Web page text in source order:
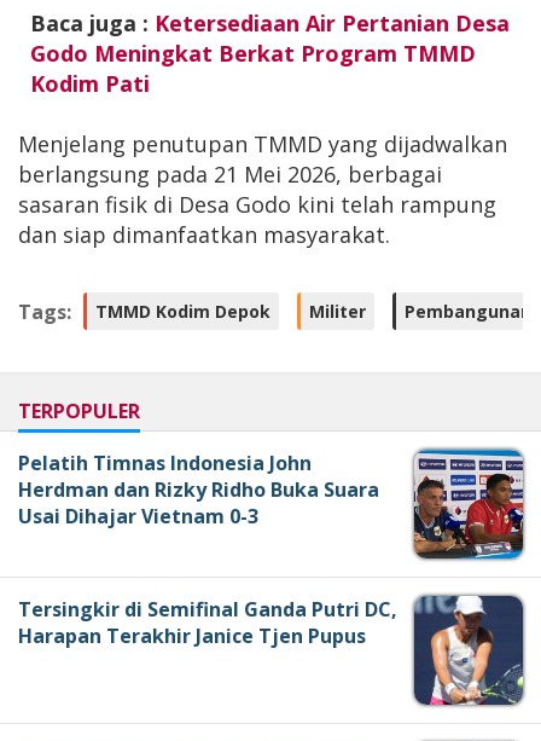
Baca juga : Ketersediaan Air Pertanian Desa
Godo Meningkat Berkat Program TMMD
Kodim Pati
Menjelang penutupan TMMD yang dijadwalkan
berlangsung pada 21 Mei 2026, berbagai
sasaran fisik di Desa Godo kini telah rampung
dan siap dimanfaatkan masyarakat.
Tags: TMMD Kodim Depok Militer Pembangunan
TERPOPULER
Pelatih Timnas Indonesia John
Herdman dan Rizky Ridho Buka Suara
Usai Dihajar Vietnam 0-3
Tersingkir di Semifinal Ganda Putri DC,
Harapan Terakhir Janice Tjen Pupus